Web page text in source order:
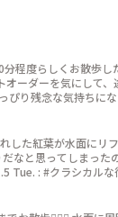
程度らしくお散歩し
ーダーを気にして、
ぴり残念な気持ちに
、事前に調べておく
#紅葉 #リフレクショ
した紅葉が水面にリ
なと思ってしまった
Tue. : #クラシカルな
のミルキーな毎日